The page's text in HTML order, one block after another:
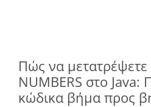
Πώς να μετατρέψετε
NUMBERS στο Java:
κώδικα βήμα προς